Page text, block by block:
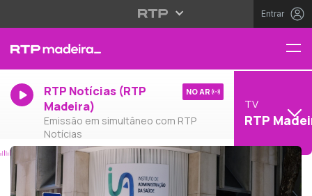
Entrar
RTP Notícias (RTP
Madeira)
Emissão em simultâneo com RTP
Notícias
NO AR
TV
RTP